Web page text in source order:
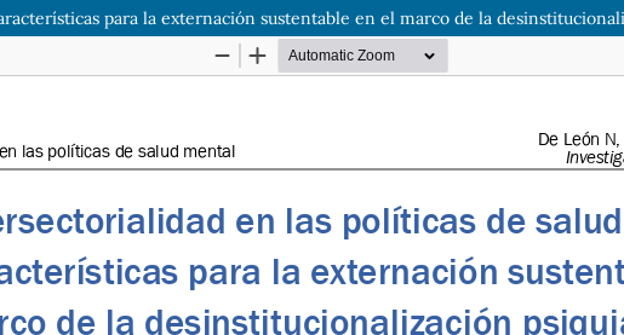
para la externación sustentable en el marco de la